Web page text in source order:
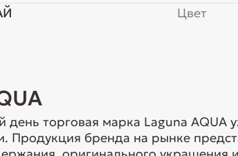
Цвет
день торговая марка Laguna AQUA
Продукция бренда на рынке